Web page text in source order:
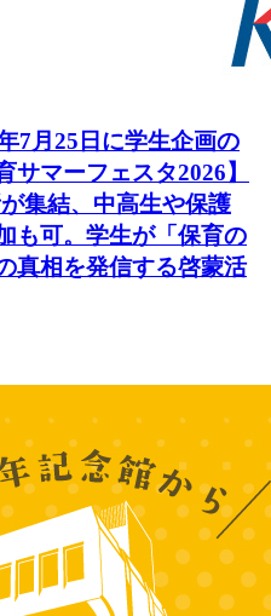
7月25日に学生企画の
マーフェスタ2026】
集結、中高生や保護
も可。学生が「保育の
真相を発信する啓蒙活